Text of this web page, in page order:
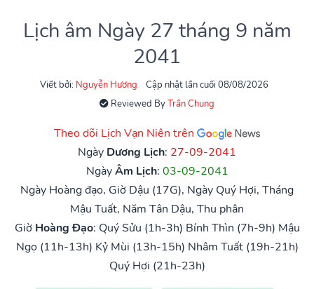
Lịch âm Ngày 27 tháng 9 năm
2041
Viết bởi: Nguyễn Hương
Cập nhật lần cuối 08/08/2026
Reviewed ByTrần Chung
Theo dõi Lịch Vạn Niên trên
Ngày Dương Lịch: 27-09-2041
NgàyÂm Lịch: 03-09-2041
Ngày Hoàng đạo, Giờ Dậu (17G), Ngày Quý Hợi, Tháng
Mậu Tuất, Năm Tân Dậu, Thu phân
Giờ Hoàng Đạo: Quý Sửu (1h-3h) Bính Thìn (7h-9h) Mậu
Ngọ (11h-13h) Kỷ Mùi (13h-15h) Nhâm Tuất (19h-21h)
Quý Hợi (21h-23h)